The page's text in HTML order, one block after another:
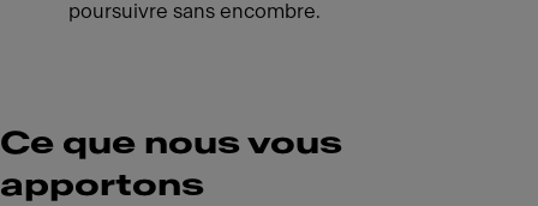
poursuivre sans encombre.
Ce que nous vous
apportons